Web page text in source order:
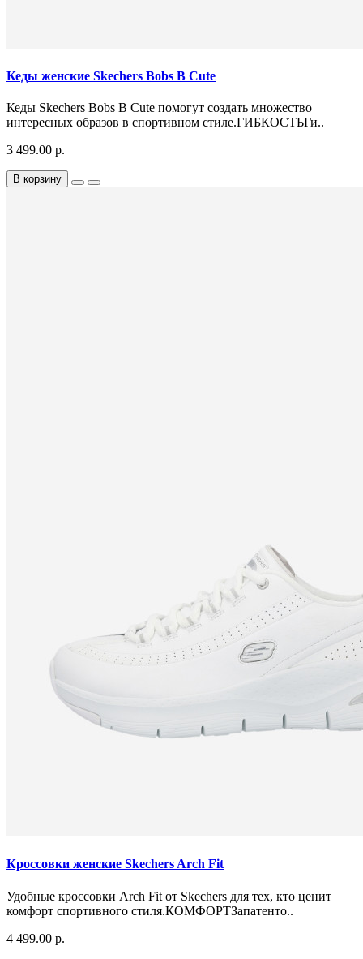
Кеды женские Skechers Bobs B Cute
Кеды Skechers Bobs B Cute помогут создать множество
интересных образов в спортивном стиле.ГИБКОСТЬГи..
3 499.00 р.
В корзину
Кроссовки женские Skechers Arch Fit
Удобные кроссовки Arch Fit от Skechers для тех, кто ценит
комфорт спортивного стиля.КОМФОРТЗапатенто..
4 499.00 р.